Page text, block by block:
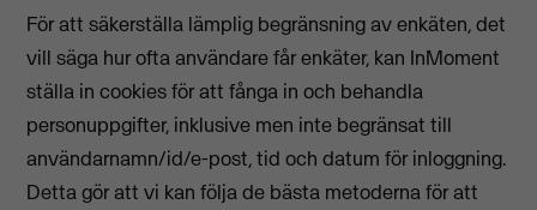
För att säkerställa lämplig begränsning av enkäten, det
vill säga hur ofta användare får enkäter, kan InMoment
ställa in cookies för att fånga in och behandla
personuppgifter, inklusive men inte begränsat till
användarnamn/id/e-post, tid och datum för inloggning.
Detta gör att vi kan följa de bästa metoderna för att